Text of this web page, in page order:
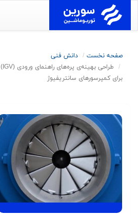
صفحه نخست
دانش فنی
طراحی بهینه‌‌ی پره‌های راهنمای ورودی (IGV)
برای کمپرسورهای سانتریفیوژ